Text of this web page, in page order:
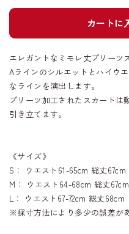
カートに
エレガントなミモレ丈プリーツ
Aラインのシルエットとハイウ
なラインを演出します。
プリーツ加工されたスカートは
引き立てます。
《サイズ》
S： ウエスト61-65cm 総丈67cm
M： ウエスト64-68cm 総丈67cm
L： ウエスト67-72cm 総丈68cm
※採寸方法により多少の誤差